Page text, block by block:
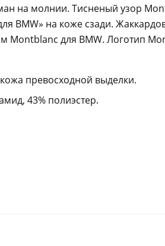
на молнии. Тисненый узор
BMW» на коже сзади.
Montblanc для BMW. Логотип
превосходной выделки.
43% полиэстер.